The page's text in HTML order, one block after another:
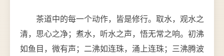
茶道中的每一个动作，皆是修行。取水，观水之
清，思心之净；煮水，听水之声，悟无常之响。初沸
如鱼目，微有声；二沸如连珠，涌上连珠；三沸腾波